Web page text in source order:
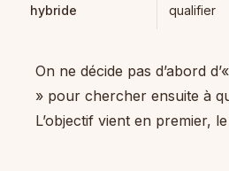
hybride
qualifier
On ne décide pas d’abord
» pour chercher ensuite à
L’objectif vient en premier,